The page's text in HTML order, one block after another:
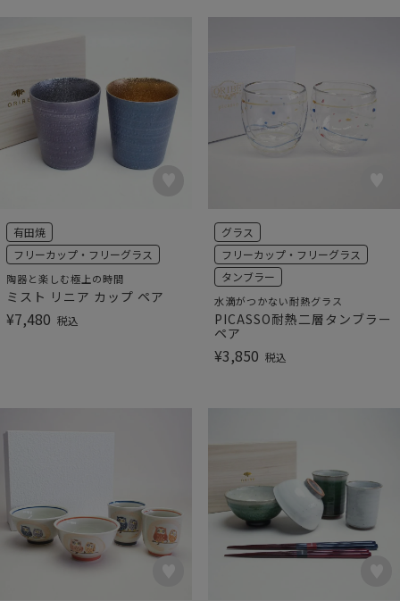
有田焼
フリーカップ・フリーグラス
陶器と楽しむ極上の時間
ミスト リニア カップ ペア
¥7,480 税込
グラス
フリーカップ・フリーグラス
タンブラー
水滴がつかない耐熱グラス
PICASSO耐熱二層タンブラー
ペア
¥3,850 税込